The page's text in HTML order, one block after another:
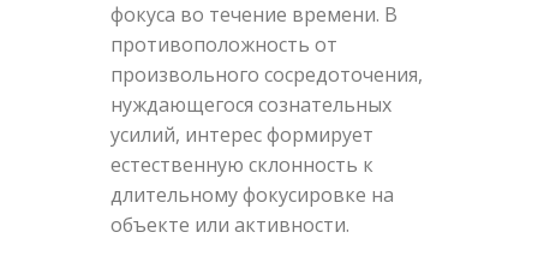
фокуса во течение времени. В
противоположность от
произвольного сосредоточения,
нуждающегося сознательных
усилий, интерес формирует
естественную склонность к
длительному фокусировке на
объекте или активности.